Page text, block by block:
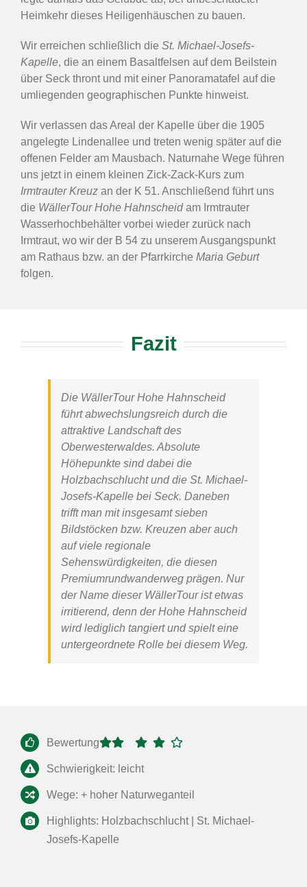
Heimkehr dieses Heiligenhäuschen zu bauen.
Wir erreichen schließlich die St. Michael-Josefs-
Kapelle, die an einem Basaltfelsen auf dem Beilstein
über Seck thront und mit einer Panoramatafel auf die
umliegenden geographischen Punkte hinweist.
Wir verlassen das Areal der Kapelle über die 1905
angelegte Lindenallee und treten wenig später auf die
offenen Felder am Mausbach. Naturnahe Wege führen
uns jetzt in einem kleinen Zick-Zack-Kurs zum
Irmtrauter Kreuz an der K 51. Anschließend führt uns
die WällerTour Hohe Hahnscheidam Irmtrauter
Wasserhochbehälter vorbei wieder zurück nach
Irmtraut, wo wir der B 54 zu unserem Ausgangspunkt
am Rathaus bzw. an der Pfarrkirche Maria Geburt
folgen.
Fazit
Die WällerTour Hohe Hahnscheid
führt abwechslungsreich durch die
attraktive Landschaft des
Oberwesterwaldes. Absolute
Höhepunkte sind dabei die
Holzbachschluchtund die St. Michael-
Josefs-Kapelle bei Seck. Daneben
trifft man mit insgesamt sieben
Bildstöcken bzw. Kreuzen aber auch
auf viele regionale
Sehenswürdigkeiten, die diesen
Premiumrundwanderweg prägen. Nur
der Name dieser WällerTourist etwas
irritierend, denn der Hohe Hahnscheid
wird lediglich tangiert und spielt eine
untergeordnete Rolle bei diesem Weg.
Bewertung
Schwierigkeit: leicht
Wege: + hoher Naturweganteil
Highlights: Holzbachschlucht | St. Michael-
Josefs-Kapelle